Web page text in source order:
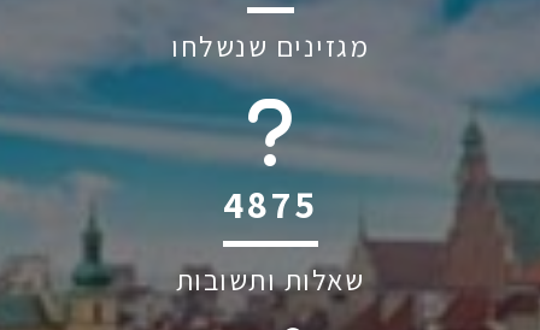
מגזינים שנשלחו
6045
שאלות ותשובות